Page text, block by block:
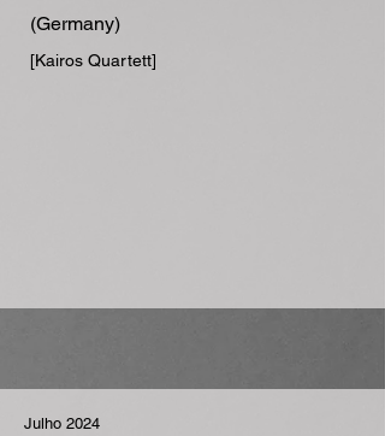
(Germany)
[Kairos Quartett]
Julho 2024